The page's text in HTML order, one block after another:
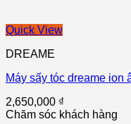
Quick View
DREAME
Máy sấy tóc dreame ion
2,650,000 ₫
Chăm sóc khách hàng